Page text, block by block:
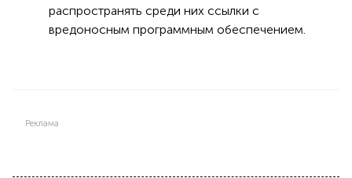
распространять среди них ссылки с
вредоносным программным обеспечением.
Реклама